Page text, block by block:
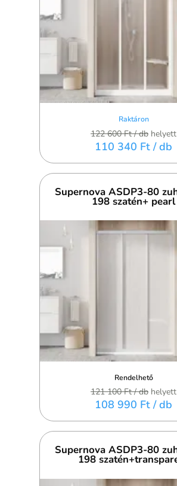
Raktáron
122 600 Ft/ db helyett
110 340 Ft / db
Supernova ASDP3-80
198 szatén+ pearl
Rendelhető
121 100 Ft/ db helyett
108 990 Ft / db
Supernova ASDP3-80
198